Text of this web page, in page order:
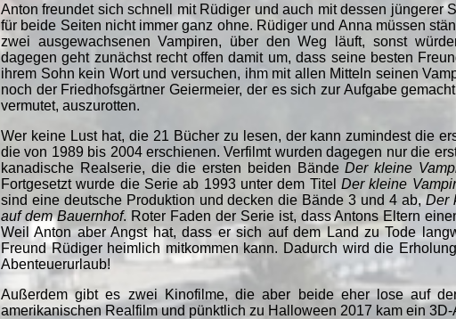
Anton freundet sich schnell mit Rüdiger und auch mit dessen jüngerer
für beide Seiten nicht immer ganz ohne. Rüdiger und Anna müssen
zwei ausgewachsenen Vampiren, über den Weg läuft, sonst
dagegen geht zunächst recht offen damit um, dass seine besten
ihrem Sohn kein Wort und versuchen, ihm mit allen Mitteln seinen
noch der Friedhofsgärtner Geiermeier, der es sich zur Aufgabe
vermutet, auszurotten.
Wer keine Lust hat, die 21 Bücher zu lesen, der kann zumindest die
die von 1989 bis 2004 erschienen. Verfilmt wurden dagegen nur die
kanadische Realserie, die die ersten beiden BändeDer kleine
Fortgesetzt wurde die Serie ab 1993 unter dem Titel Der kleine
sind eine deutsche Produktion und decken die Bände 3 und 4 ab,Der
auf dem Bauernhof. Roter Faden der Serie ist, dass Antons Eltern
Weil Anton aber Angst hat, dass er sich auf dem Land zu Tode
Freund Rüdiger heimlich mitkommen kann. Dadurch wird die
Abenteuerurlaub!
Außerdem gibt es zwei Kinofilme, die aber beide eher lose auf
amerikanischen Realfilm und pünktlich zu Halloween 2017 kam ein